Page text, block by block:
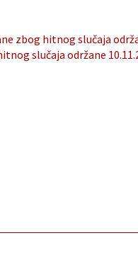
zbog hitnog slučaja
slučaja održane